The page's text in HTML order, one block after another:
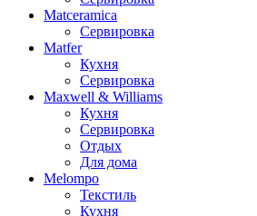
Matceramica
Сервировка
Matfer
Кухня
Сервировка
Maxwell & Williams
Кухня
Сервировка
Отдых
Для дома
Melompo
Текстиль
Кухня